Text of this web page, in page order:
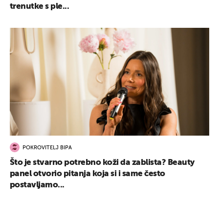
trenutke s ple...
POKROVITELJ BIPA
Što je stvarno potrebno koži da zablista? Beauty
panel otvorio pitanja koja si i same često
postavljamo...